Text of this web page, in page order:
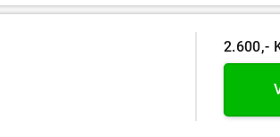
2.600,-